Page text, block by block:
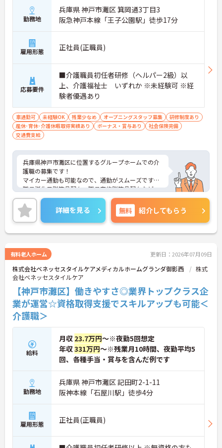
勤務地
兵庫県 神戸市灘区 箕岡通3丁目3
阪急神戸本線「王子公園駅」徒歩17分
雇用形態 正社員(正職員)
応募要件
■介護職員初任者研修（ヘルパー2級）以
上、介護福祉士 いずれか ※未経験可 ※経
験者優遇あり
車通勤可 未経験OK 残業少なめ オープニングスタッフ募集
研修制度あり
産休･育休･介護休暇取得実績あり
ボーナス・賞与あり
社会保険完備
交通費支給
兵庫県神戸市灘区に位置するグループホームでの介
護職の募集です！
マイカー通勤も可能なので、通勤がスムーズです♪
職員誕生日贈答品配布、職員家族贈答品配布など、
特殊な福利厚生があります☆
またメンタルケア窓口が設置されており、産休・育
休・介護休暇の取得実績があるなど、長く勤務しや
すい環境が用意されています◎
ご興味のある方には、面接対策ポイントなど、さら
さい！
詳細を見る 無料 紹介してもらう
有料老人ホーム 更新日：2026年07月09日
株式会社ベネッセスタイルケアメディカルホームグランダ御影西
株式
会社ベネッセスタイルケア
【神戸市灘区】働きやすさ◎業界トップクラス企
業が運営☆資格取得支援でスキルアップも可能＜
介護職＞
給料
月収 23.7万円～※夜勤5回想定
年収331万円～※残業月10時間、夜勤平均5
回、各種手当・賞与を含んだ例です
勤務地
兵庫県 神戸市灘区 記田町2-1-11
阪神本線「石屋川駅」徒歩4分
雇用形態 正社員(正職員)